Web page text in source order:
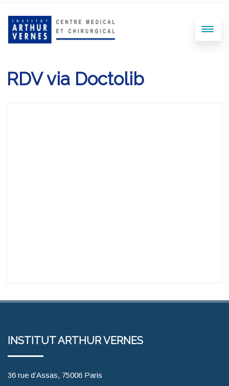
RDV via Doctolib
INSTITUT ARTHUR VERNES
36 rue d’Assas, 75006 Paris